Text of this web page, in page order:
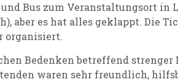
Bus zum Veranstaltungsort in
aber es hat alles geklappt. Die
organisiert.
Bedenken betreffend strenger
waren sehr freundlich,